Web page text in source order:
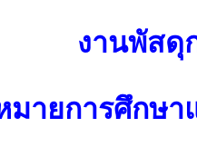
งานพัสดุ
มายการศึกษ